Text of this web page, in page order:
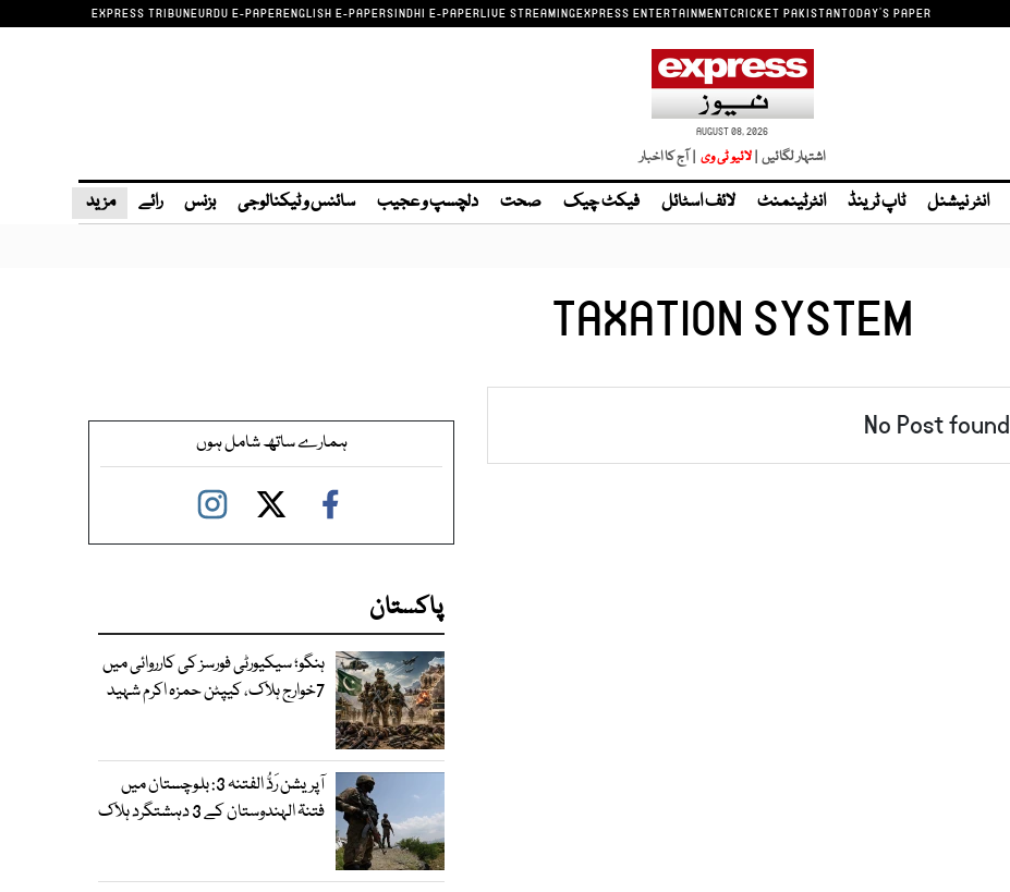
EXPRESS TRIBUNEURDU E-PAPERENGLISH E-PAPERSINDHI E-PAPERLIVE STREAMINGEXPRESS ENTERTAINMENTCRICKET PAKISTANTODAY'S PAPER
AUGUST 08, 2026
اشتہار لگائیں | | آج کا اخبار
انٹر نیشنل ٹاپ ٹرینڈ انٹرٹینمنٹ لائف اسٹائل فیکٹ چیک صحت دلچسپ و عجیب سائنس و ٹیکنالوجی بزنس رائے مزید
TAXATION SYSTEM
No Post found ہمارے ساتھ شامل ہوں
پاکستان
ہنگو؛ سیکیورٹی فورسز کی کارروائی میں
7خوارج ہلاک، کیپٹن حمزہ اکرم شہید
آپریشن رَدُّ الفتنہ 3: بلوچستان میں
فتنۃ الہندوستان کے 3 دہشتگرد ہلاک